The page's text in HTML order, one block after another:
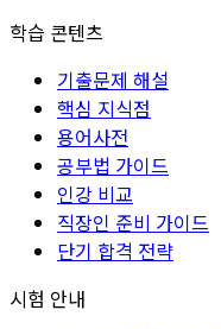
학습 콘텐츠
기출문제 해설
핵심 지식점
용어사전
공부법 가이드
인강 비교
직장인 준비 가이드
단기 합격 전략
시험 안내